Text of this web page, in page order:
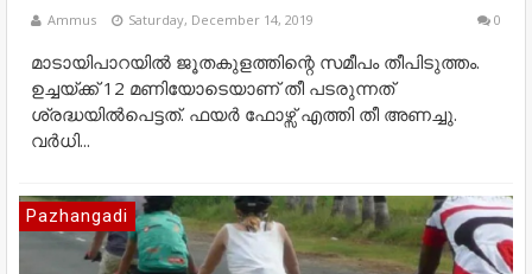
Ammus Saturday, December 14, 2019 0
മാടായിപാറയിൽ ജൂതകുളത്തിന്റെ സമീപം തീപിടുത്തം.
ഉച്ചയ്ക്ക് 12 മണിയോടെയാണ് തീ പടരുന്നത്
ശ്രദ്ധയിൽപെട്ടത്. ഫയർ ഫോഴ്സ് എത്തി തീ അണച്ചു.
വർധി...
Pazhangadi